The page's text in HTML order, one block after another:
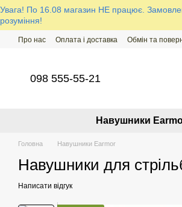
Перейти до основного контенту
Увага! По 16.08 магазин НЕ працює.
розуміння!
Про нас Оплата і доставка Обмін та
098 555-55-21
Навушники
Головна Навушники Earmor
Навушники для
Написати відгук